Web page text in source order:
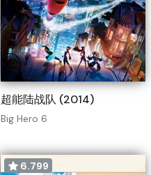
超能陆战队 (2014)
Big Hero 6
6.799